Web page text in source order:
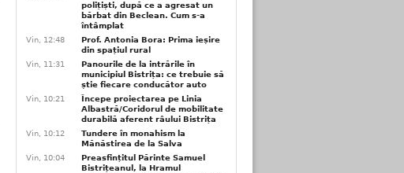
polițiști, după ce a agresat un
bărbat din Beclean. Cum s-a
întâmplat
Vin, 12:48
Prof. Antonia Bora: Prima ieșire
din spațiul rural
Vin, 11:31
Panourile de la intrările în
municipiul Bistrița: ce trebuie să
știe fiecare conducător auto
Vin, 10:21
Începe proiectarea pe Linia
Albastră/Coridorul de mobilitate
durabilă aferent râului Bistrița
Vin, 10:12
Tundere în monahism la
Mănăstirea de la Salva
Vin, 10:04
Preasfințitul Părinte Samuel
Bistrițeanul, la Hramul